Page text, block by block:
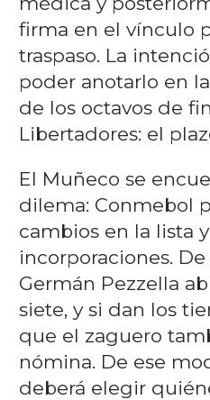
firma en el vínculo
traspaso. La
poder anotarlo en
de los octavos de
Libertadores: el
El Muñeco se
dilema: Conmebol
cambios en la lista
incorporaciones.
Germán Pezzella
siete, y si dan los
que el zaguero
nómina. De ese
deberá elegir